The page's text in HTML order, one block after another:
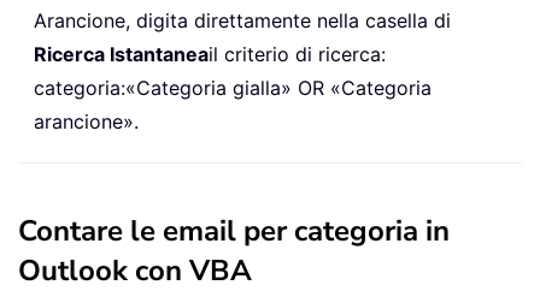
Arancione, digita direttamente nella casella di
Ricerca Istantaneail criterio di ricerca:
categoria:«Categoria gialla» OR «Categoria
arancione».
Contare le email per categoria in
Outlook con VBA